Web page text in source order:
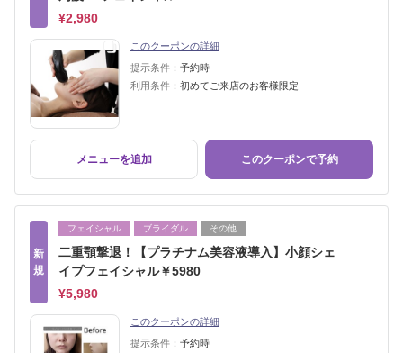
¥2,980
このクーポンの詳細
提示条件： 予約時
利用条件： 初めてご来店のお客様限定
メニューを追加 このクーポンで予約
新
規
フェイシャル ブライダル その他
二重顎撃退！【プラチナム美容液導入】小顔シェ
イプフェイシャル￥5980
¥5,980
このクーポンの詳細
提示条件： 予約時